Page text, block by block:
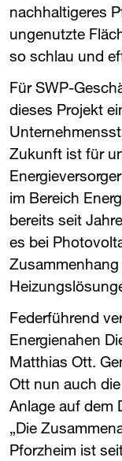
nachhaltigeres
ungenutzte
so schlau und
Für ​SWP​-
dieses Projekt
Zukunft ist für
im Bereich
bereits seit
es bei
Federführend
Energienahen
Matthias Ott.
Ott nun auch
Anlage auf dem
„Die
Pforzheim ist